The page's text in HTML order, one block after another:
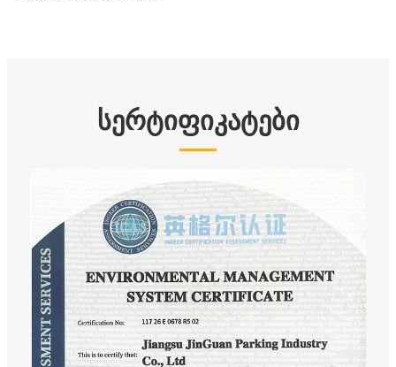
სერტიფიკატები